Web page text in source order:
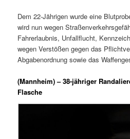
Dem 22-Jährigen wurde eine
wird nun wegen
Fahrerlaubnis, Unfallflucht,
wegen Verstößen gegen das
Abgabenordnung sowie das
(Mannheim) – 38-jähriger
Flasche